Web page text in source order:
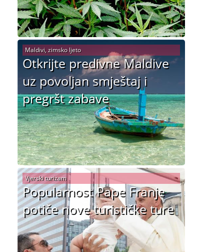
Otkrijte predivne Maldive
uz povoljan smještaj i
pregršt zabave
Maldivi, zimsko ljeto
Popularnost Pape Franje
potiče nove turističke ture
Vjerski turizam